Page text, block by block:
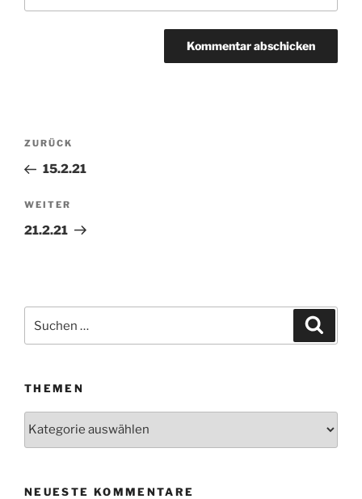
Beitragsnavigation
Vorheriger
Beitrag
ZURÜCK
15.2.21
Nächster
Beitrag
WEITER
21.2.21
nach:
THEMEN
Themen
NEUESTE KOMMENTARE